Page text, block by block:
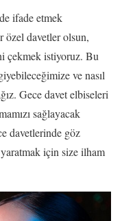
ifade etmek
özel davetler olsun,
çekmek istiyoruz. Bu
ve nasıl
Gece davet elbiseleri
sağlayacak
davetlerinde göz
için size ilham